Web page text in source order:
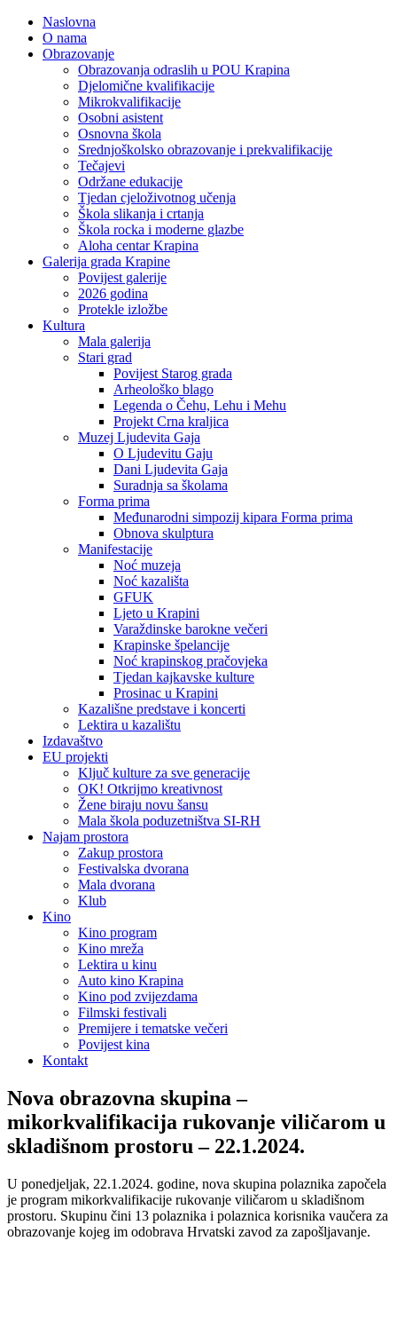
Naslovna
O nama
Obrazovanje
Obrazovanja odraslih u POU Krapina
Djelomične kvalifikacije
Mikrokvalifikacije
Osobni asistent
Osnovna škola
Srednjoškolsko obrazovanje i prekvalifikacije
Tečajevi
Održane edukacije
Tjedan cjeloživotnog učenja
Škola slikanja i crtanja
Škola rocka i moderne glazbe
Aloha centar Krapina
Galerija grada Krapine
Povijest galerije
2026 godina
Protekle izložbe
Kultura
Mala galerija
Stari grad
Povijest Starog grada
Arheološko blago
Legenda o Čehu, Lehu i Mehu
Projekt Crna kraljica
Muzej Ljudevita Gaja
O Ljudevitu Gaju
Dani Ljudevita Gaja
Suradnja sa školama
Forma prima
Međunarodni simpozij kipara Forma prima
Obnova skulptura
Manifestacije
Noć muzeja
Noć kazališta
GFUK
Ljeto u Krapini
Varaždinske barokne večeri
Krapinske špelancije
Noć krapinskog pračovjeka
Tjedan kajkavske kulture
Prosinac u Krapini
Kazališne predstave i koncerti
Lektira u kazalištu
Izdavaštvo
EU projekti
Ključ kulture za sve generacije
OK! Otkrijmo kreativnost
Žene biraju novu šansu
Mala škola poduzetništva SI-RH
Najam prostora
Zakup prostora
Festivalska dvorana
Mala dvorana
Klub
Kino
Kino program
Kino mreža
Lektira u kinu
Auto kino Krapina
Kino pod zvijezdama
Filmski festivali
Premijere i tematske večeri
Povijest kina
Kontakt
Nova obrazovna skupina –
mikorkvalifikacija rukovanje viličarom u
skladišnom prostoru – 22.1.2024.
U ponedjeljak, 22.1.2024. godine, nova skupina polaznika započela
je program mikorkvalifikacije rukovanje viličarom u skladišnom
prostoru. Skupinu čini 13 polaznika i polaznica korisnika vaučera za
obrazovanje kojeg im odobrava Hrvatski zavod za zapošljavanje.